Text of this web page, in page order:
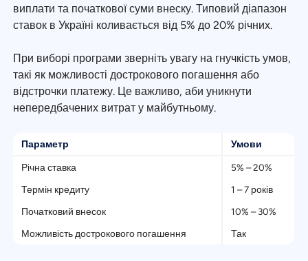
виплати та початкової суми внеску. Типовий діапазон
ставок в Україні коливається від 5% до 20% річних.
При виборі програми зверніть увагу на гнучкість умов,
такі як можливості дострокового погашення або
відстрочки платежу. Це важливо, аби уникнути
непередбачених витрат у майбутньому.
Параметр Умови
Річна ставка
5% – 20%
Термін кредиту
1 – 7 років
Початковий внесок
10% – 30%
Можливість дострокового погашення
Так